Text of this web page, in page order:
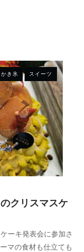
き氷 スイーツ
クリスマスケ
ーキ発表会に参加さ
マの食材も仕立ても